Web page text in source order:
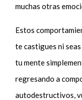
muchas otras
Estos
te castigues ni
tu mente
regresando a
autodestructivos,